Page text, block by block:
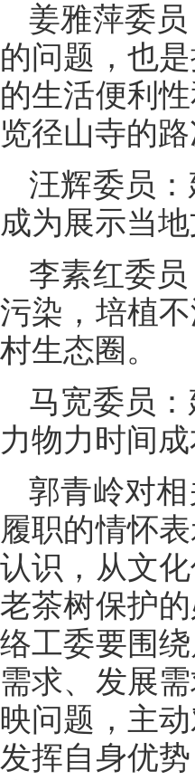
姜雅萍委
的问题，也
的生活便利
览径山寺的
汪辉委员
成为展示当
李素红委
污染，培植
村生态圈。
马宽委员
力物力时间
郭青岭对
履职的情怀
认识，从文
老茶树保护
络工委要围
需求、发展
映问题，主
发挥自身优